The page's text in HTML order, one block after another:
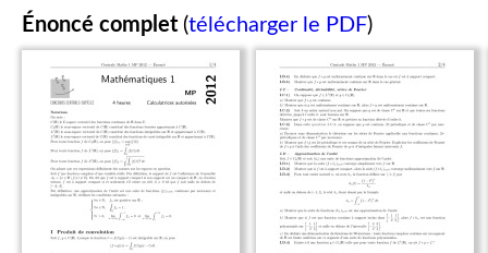
Énoncé complet (télécharger le PDF)